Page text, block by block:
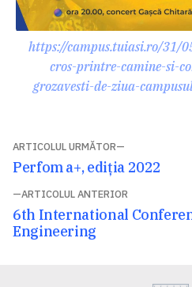
https://campus.tuiasi.ro/31/
cros-printre-camine-si-
grozavesti-de-ziua-
Navigare
în
articole
ARTICOLUL ANTERIOR
Articolul
anterior:
6th International
Engineering
ARTICOLUL URMĂTOR
Articolul
Perfom a+, ediția 2022